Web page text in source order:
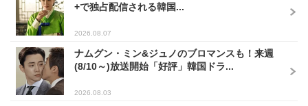
+で独占配信される韓国...
2026.08.07
ナムグン・ミン&ジュノのブロマンスも！来週
(8/10～)放送開始「好評」韓国ドラ...
2026.08.03